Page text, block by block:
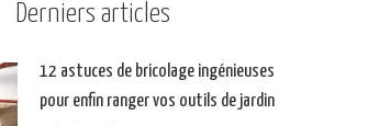
Derniers articles
12 astuces de bricolage ingénieuses
pour enfin ranger vos outils de jardin